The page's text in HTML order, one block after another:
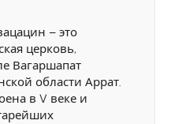
– это
церковь,
Вагаршапат
области Аррат.
в V веке и